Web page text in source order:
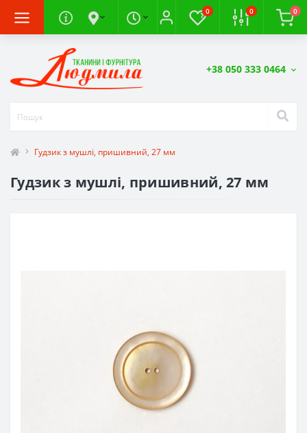
0 0 0
+38 050 333 0464
Гудзик з мушлі, пришивний, 27 мм
Гудзик з мушлі, пришивний, 27 мм